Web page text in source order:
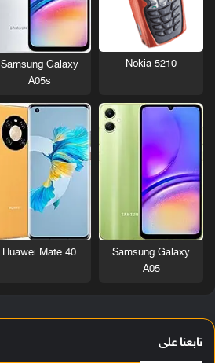
Nokia 5210
Samsung Galaxy
A05s
Samsung Galaxy
A05
Huawei Mate 40
تابعنا على